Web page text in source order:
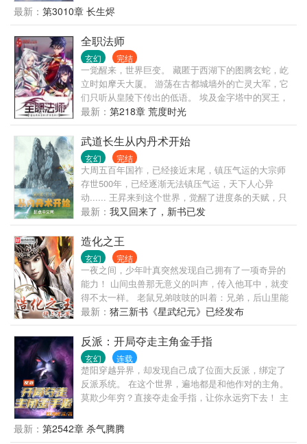
到浩瀚无垠的修仙界，觉醒长生系统，竟然还送了一
头长生灵兽为伴。 我陈浔对打打杀杀没有兴趣，也不
想招惹任何人，只想带着老牛看遍世间繁华。 一个不
经意，他露出了腰间的三把开山斧，又一个不经意，
露出了那十六块腹肌。 他缓缓戴上了悍匪头套，露出
阴沉微笑：“我陈浔和老牛最讲道理。” 整个诸天万界
颤抖了，他套……套上了。 一个炼气期的火球术突然
被激发，像是被加成了数千上万倍，无尽业火燃尽天
穹，万灵寂灭…… “阁下虽然很强，但还不足以让我用
最新： 第3010章 长生烬
全职法师
玄幻 完结
一觉醒来，世界巨变。 藏匿于西湖下的图腾玄蛇，屹
立时如摩天大厦。 游荡在古都城墙外的亡灵大军，它
们只听从皇陵下传出的低语。 埃及金字塔中的冥王，
它和它的部众始终觊觎着东方大地！ 伦敦有着伟大的
驯龙世家。 希腊帕特农圣山上，有神女祈福。 威尼斯
被誉为水系魔法之都。 奈斯卡巨画从沉睡中苏醒。 贺
兰山风与雨侵蚀出的岩纹，组成一只眼，山脊是眶，
数万年来凝视着上苍。
最新： 第218章 荒度时光
武道长生从内丹术开始
玄幻 完结
大周五百年国祚，已经接近末尾，镇压气运的大宗师
存世500年，已经逐渐无法镇压气运，天下人心异
动...... 王昇来到这个世界，觉醒了进度条的天赋，只
要技能进度条达到满级突破，能将一切化为可能！ 气
运宗师活500年，他修炼前世的内丹术，挖掘人体大
药，寿命怎么得也得翻个十倍吧？ 不过在挖掘人体大
药前，先得种植菊花药材交货，这样才能保住自己
的…… 果然，想要靠前世的功法长生，就得先把刻入
DNA的种植点满！ ———————— 这是一个以八段
锦奠基，内丹术为根本法，坐看天下风云的长生故
事……
最新： 我又回来了，新书已发
造化之王
玄幻 完结
一夜之间，少年叶真突然发现自己拥有了一项奇异的
能力！ 山间虫兽那无意义的叫声，传入他耳中，就变
得不太一样。 老鼠兄弟吱吱的叫着：兄弟，后山里能
让我们体型增长数十倍的宝贝快滴落了，快走！ 一群
蚊子在叽叽喳喳：那两个家伙又来了，兄弟们，快
上，吸个饱！ 一只云翼幼虎面对叶真发出一声又一声
慑人心魄的虎啸：妈妈不在家，别过来，再过来吃了
你！ 一切，都因此改变！ 猪三最新的新书《基因大时
代》已经发布，兄弟姐妹们收藏推荐走一波呐。 嫌新
书字少的兄弟，可以宰杀猪三的万订精品老书《掌御
星辰》。 最后，老猪向兄弟们伸蹄子啦！ 交流区，
504。）
最新： 猪三新书《星武纪元》已经发布
反派：开局夺走主角金手指
玄幻 连载
楚阳穿越异界，却发现自己成了位面大反派，绑定了
反派系统。 在这个世界，遍地都是和他作对的主角。
莫欺少年穷？直接夺走金手指，让你永远穷下去！ 主
灭你家族。 各种主角，楚阳皆一一折辱之。
最新： 第2542章 杀气腾腾